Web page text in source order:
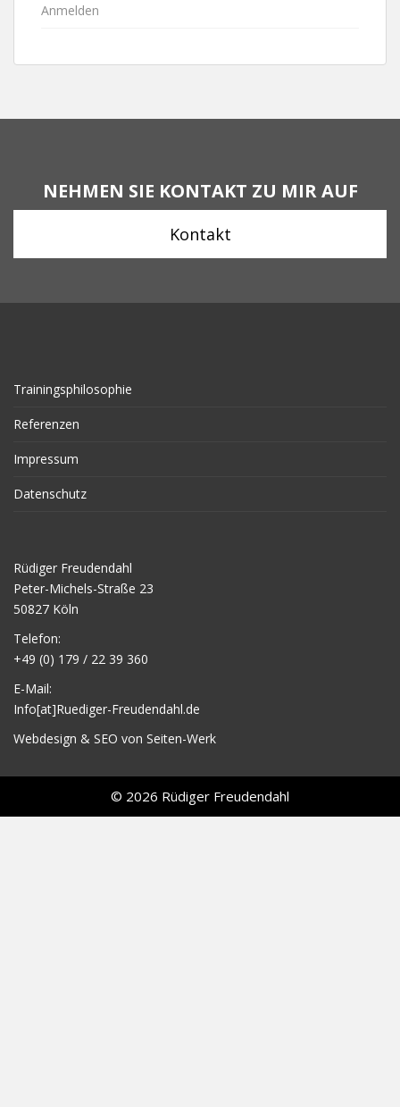
Anmelden
NEHMEN SIE KONTAKT ZU MIR AUF
Kontakt
Trainingsphilosophie
Referenzen
Impressum
Datenschutz
Rüdiger Freudendahl
Peter-Michels-Straße 23
50827 Köln
Telefon:
+49 (0) 179 / 22 39 360
E-Mail:
Info[at]Ruediger-Freudendahl.de
Webdesign & SEO von Seiten-Werk
© 2026 Rüdiger Freudendahl